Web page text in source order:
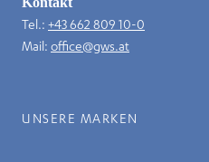
Tel.: +43 662 809 10-0
Mail: office@gws.at
UNSERE MARKEN